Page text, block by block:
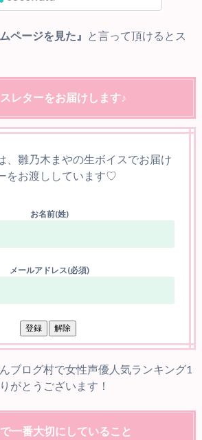
ページを見た』
と言って頂けるとス
レターをお届けします♪
、雛乃木まやの生ボイスでお届け
をお渡ししています♡
お名前(姓)
メールアドレス(必須)
ブログ村で女性声優人気ランキング1
がとうございます！
一番大切にしていること